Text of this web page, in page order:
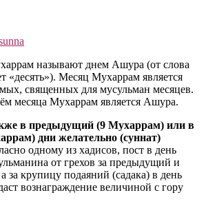
называют днем Ашура (от слова
«десять»). Месяц Мухаррам является
священных для мусульман месяцев.
месяца Мухаррам является Ашура.
в предыдущий (9 Мухаррам) или в
дни желательно (суннат)
одному из хадисов, пост в день
от грехов за предыдущий и
крупицу подаяний (садака) в день
вознаграждение величиной с гору